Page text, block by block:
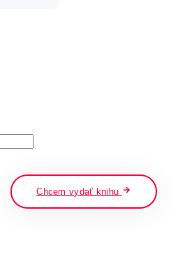
Chcem vydať knihu